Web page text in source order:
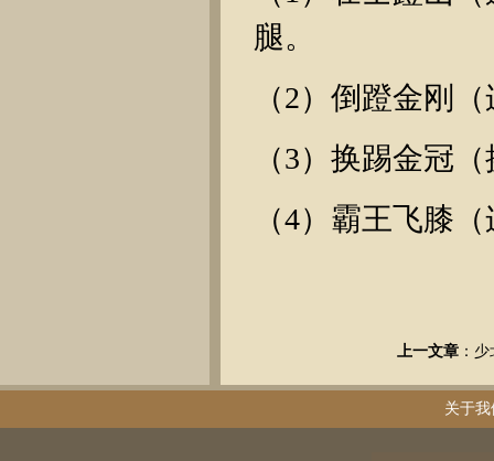
腿。
（2）倒蹬金刚
（3）换踢金冠
（4）霸王飞膝
上一文章 ： 少
关于我